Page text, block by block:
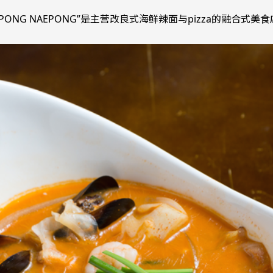
NAEPONG”是主营改良式海鲜辣面与pizza的融合式美食